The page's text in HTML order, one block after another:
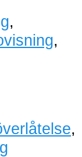
,
,
,